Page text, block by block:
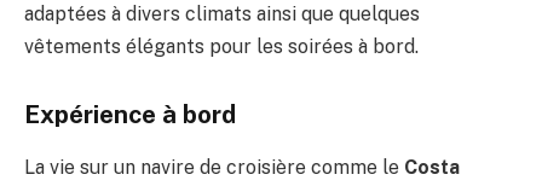
adaptées à divers climats ainsi que quelques
vêtements élégants pour les soirées à bord.
Expérience à bord
La vie sur un navire de croisière comme le Costa